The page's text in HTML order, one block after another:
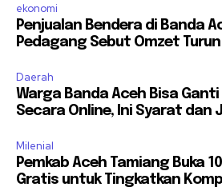
ekonomi
Penjualan Bendera di Banda
Pedagang Sebut Omzet
Daerah
Warga Banda Aceh Bisa Ganti
Secara Online, Ini Syarat dan
Milenial
Pemkab Aceh Tamiang Buka
Gratis untuk Tingkatkan